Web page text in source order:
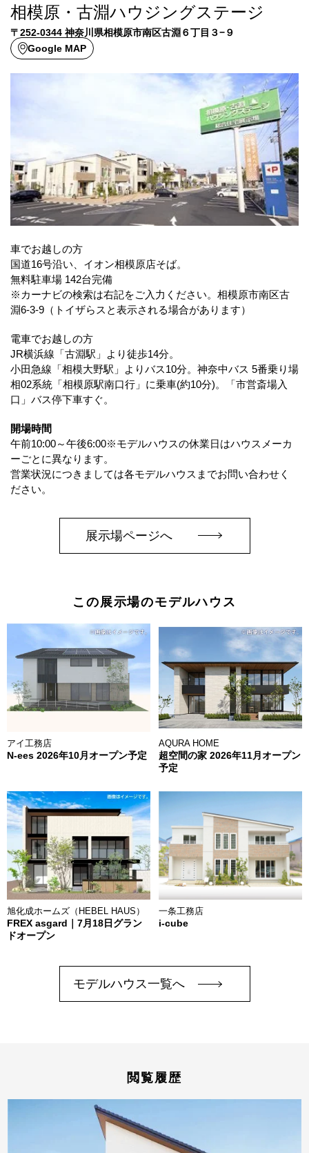
相模原・古淵ハウジングステージ
〒252-0344 神奈川県相模原市南区古淵６丁目３−９
Google MAP
車でお越しの方
国道16号沿い、イオン相模原店そば。
無料駐車場 142台完備
※カーナビの検索は右記をご入力ください。相模原市南区古
淵6-3-9（トイザらスと表示される場合があります）
電車でお越しの方
JR横浜線「古淵駅」より徒歩14分。
小田急線「相模大野駅」よりバス10分。神奈中バス 5番乗り場
相02系統「相模原駅南口行」に乗車(約10分)。「市営斎場入
口」バス停下車すぐ。
開場時間
午前10:00～午後6:00※モデルハウスの休業日はハウスメーカ
ーごとに異なります。
営業状況につきましては各モデルハウスまでお問い合わせく
ださい。
展示場ページへ
この展示場のモデルハウス
アイ工務店
N-ees 2026年10月オープン予定
AQURA HOME
超空間の家 2026年11月オープン
予定
旭化成ホームズ（HEBEL HAUS）
FREX asgard｜7月18日グラン
ドオープン
一条工務店
i-cube
モデルハウス一覧へ
閲覧履歴